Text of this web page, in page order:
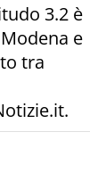
3.2 è
e
tra